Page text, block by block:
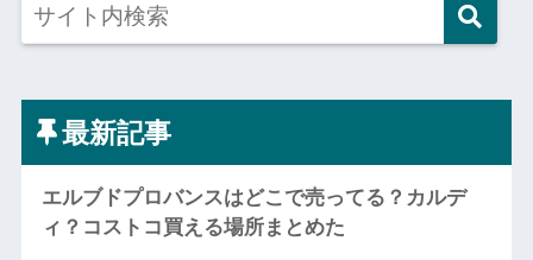
最新記事
エルブドプロバンスはどこで売ってる？カルデ
ィ？コストコ買える場所まとめた